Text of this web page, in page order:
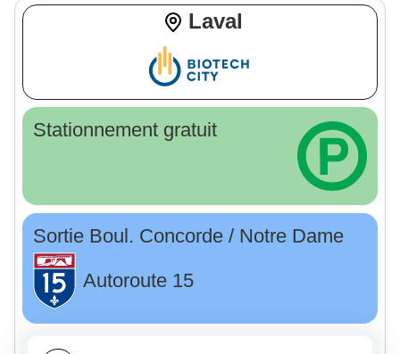
Laval
Stationnement gratuit
Sortie Boul. Concorde / Notre Dame
Autoroute 15